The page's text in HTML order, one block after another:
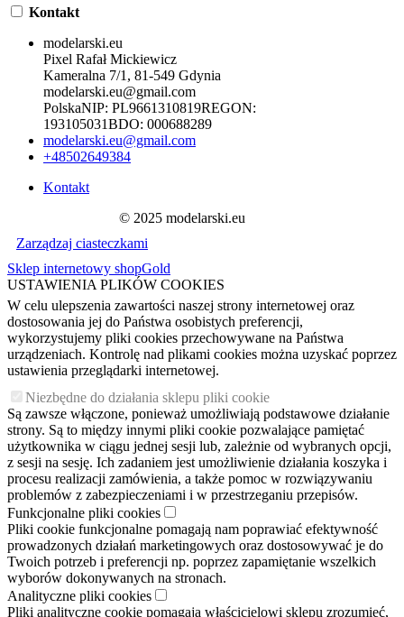
Kontakt
modelarski.eu
Pixel Rafał Mickiewicz
Kameralna 7/1, 81-549 Gdynia
modelarski.eu@gmail.com
PolskaNIP: PL9661310819REGON:
193105031BDO: 000688289
modelarski.eu@gmail.com
+48502649384
Kontakt
© 2025 modelarski.eu
Zarządzaj ciasteczkami
Sklep internetowy shopGold
USTAWIENIA PLIKÓW COOKIES
W celu ulepszenia zawartości naszej strony internetowej oraz
dostosowania jej do Państwa osobistych preferencji,
wykorzystujemy pliki cookies przechowywane na Państwa
urządzeniach. Kontrolę nad plikami cookies można uzyskać poprzez
ustawienia przeglądarki internetowej.
Niezbędne do działania sklepu pliki cookie
Są zawsze włączone, ponieważ umożliwiają podstawowe działanie
strony. Są to między innymi pliki cookie pozwalające pamiętać
użytkownika w ciągu jednej sesji lub, zależnie od wybranych opcji,
z sesji na sesję. Ich zadaniem jest umożliwienie działania koszyka i
procesu realizacji zamówienia, a także pomoc w rozwiązywaniu
problemów z zabezpieczeniami i w przestrzeganiu przepisów.
Funkcjonalne pliki cookies
Pliki cookie funkcjonalne pomagają nam poprawiać efektywność
prowadzonych działań marketingowych oraz dostosowywać je do
Twoich potrzeb i preferencji np. poprzez zapamiętanie wszelkich
wyborów dokonywanych na stronach.
Analityczne pliki cookies
Pliki analityczne cookie pomagają właścicielowi sklepu zrozumieć,